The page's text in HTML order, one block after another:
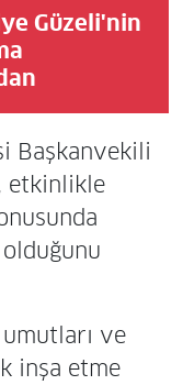
Güzeli'nin
Başkanvekili
etkinlikle
ve
inşa etme